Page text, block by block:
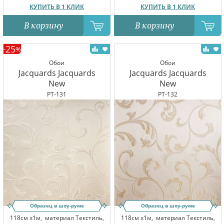
КУПИТЬ В 1 КЛИК
В корзину
КУПИТЬ В 1 КЛИК
В корзину
Обои
Jacquards Jacquards
New
PT-131
-25%
Образец в шоу-руме
118см x1м, материал Текстиль,
Обои
Jacquards Jacquards
New
PT-132
Образец в шоу-руме
118см x1м, материал Текстиль,